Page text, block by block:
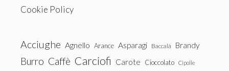
Cookie Policy
Acciughe Agnello Arance Asparagi Baccalà Brandy
Burro Caffè Carciofi Carote Cioccolato Cipolle